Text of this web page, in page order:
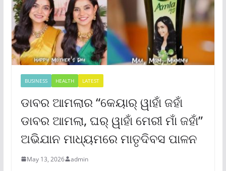
BUSINESS HEALTH LATEST
ଡାବର ଆମଲାର “କେୟାର୍ ୱାହାଁ ଜହାଁ
ଡାବର ଆମଲା, ଘର୍ ୱାହାଁ ମେରୀ ମାଁ ଜହାଁ”
ଅଭିଯାନ ମାଧ୍ୟମରେ ମାତୃଦିବସ ପାଳନ
May 13, 2026 admin